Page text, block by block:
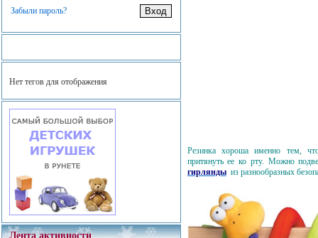
Забыли пароль?
Нет тегов для отображения
Лента активности
Резинка хороша именно тем,
притянуть ее ко рту. Можно
гирляндыиз разнообразных